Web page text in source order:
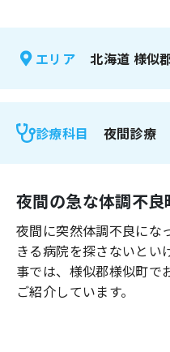
感染症
よくあるご質問
エリア 北海道 様似
診療科目 夜間診療
夜間の急な体調不
夜間に突然体調不良にな
きる病院を探さないとい
事では、 様似郡様似町で
ご紹介しています。